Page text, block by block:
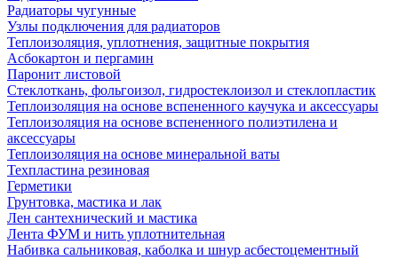
Радиаторы чугунные
Узлы подключения для радиаторов
Теплоизоляция, уплотнения, защитные покрытия
Асбокартон и пергамин
Паронит листовой
Стеклоткань, фольгоизол, гидростеклоизол и стеклопластик
Теплоизоляция на основе вспененного каучука и аксессуары
Теплоизоляция на основе вспененного полиэтилена и
аксессуары
Теплоизоляция на основе минеральной ваты
Техпластина резиновая
Герметики
Грунтовка, мастика и лак
Лен сантехнический и мастика
Лента ФУМ и нить уплотнительная
Набивка сальниковая, каболка и шнур асбестоцементный